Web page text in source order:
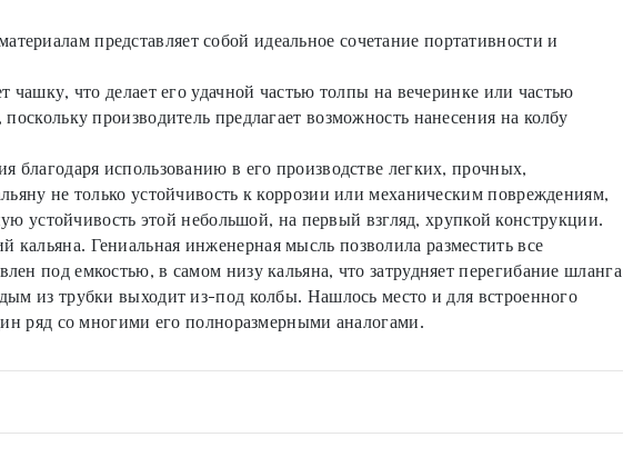
представляет собой идеальное сочетание портативности и
что делает его удачной частью толпы на вечеринке или частью
производитель предлагает возможность нанесения на колбу
использованию в его производстве легких, прочных,
не только устойчивость к коррозии или механическим повреждениям,
устойчивость этой небольшой, на первый взгляд, хрупкой конструкции.
Гениальная инженерная мысль позволила разместить все
под емкостью, в самом низу кальяна, что затрудняет перегибание шланга
из трубки выходит из-под колбы. Нашлось место и для встроенного
ряд со многими его полноразмерными аналогами.